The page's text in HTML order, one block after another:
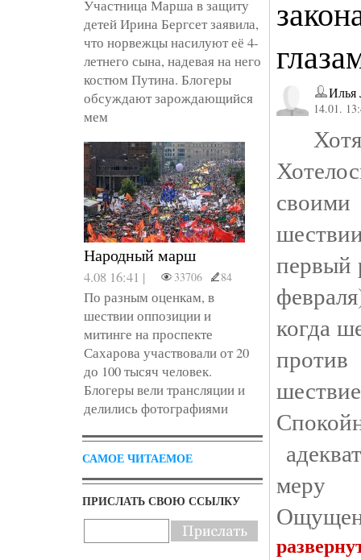
Участница Марша в защиту
детей Ирина Бергсет заявила,
что норвежцы насилуют её 4-
летнего сына, надевая на него
костюм Путина. Блогеры
обсуждают зарождающийся
мем
Народный марш
4.08 16:41 | 33706 84
По разным оценкам, в
шествии оппозиции и
митинге на проспекте
Сахарова участвовали от 20
до 100 тысяч человек.
Блогеры вели трансляции и
делились фотографиями
САМОЕ ЧИТАЕМОЕ
ПРИСЛАТЬ СВОЮ ССЫЛКУ
Илья
14.01.
первый
когда
меру